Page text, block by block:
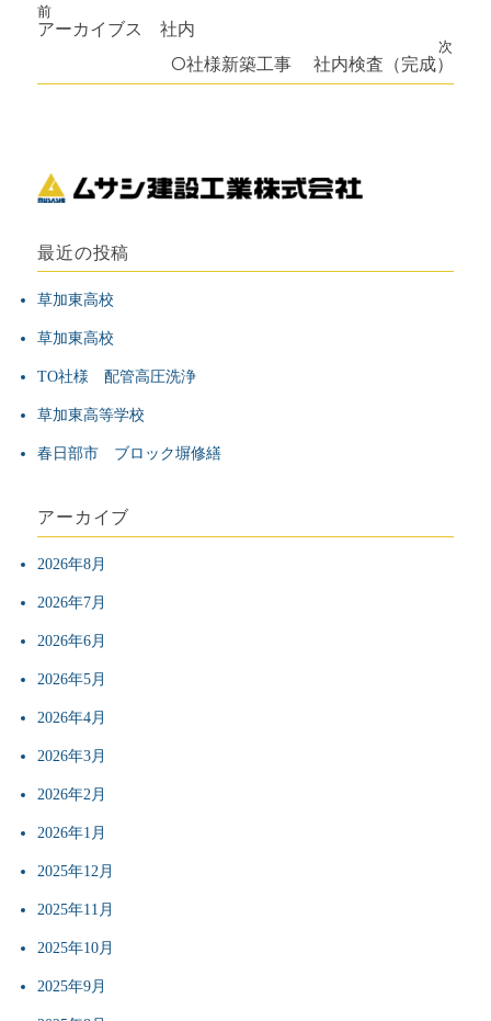
投
ゲ
ー
シ
ョ
前
前
の
稿:
アーカイブス 社内
次
の
O社様新築工事 社内検査（完成）
最近の投稿
草加東高校
草加東高校
TO社様 配管高圧洗浄
草加東高等学校
春日部市 ブロック塀修繕
アーカイブ
2026年8月
2026年7月
2026年6月
2026年5月
2026年4月
2026年3月
2026年2月
2026年1月
2025年12月
2025年11月
2025年10月
2025年9月